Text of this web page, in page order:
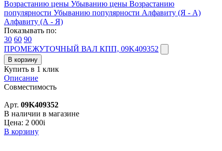
Возрастанию цены Убыванию цены Возрастанию
популярности Убыванию популярности Алфавиту (Я - А)
Алфавиту (А - Я)
Показывать по:
30 60 90
ПРОМЕЖУТОЧНЫЙ ВАЛ КПП, 09K409352
В корзину
Купить в 1 клик
Описание
Совместимость
Арт. 09K409352
В наличии в магазине
Цена: 2 000i
В корзину